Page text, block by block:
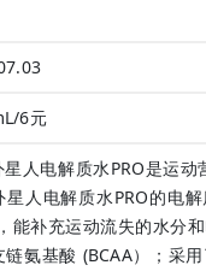
6元
星人电解质水PRO是运动
人电解质水PRO的电
能补充运动流失的水分
氨基酸 (BCAA）；采